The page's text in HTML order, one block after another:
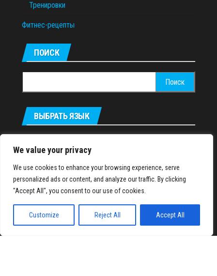
We value your privacy
We use cookies to enhance your browsing experience, serve
personalized ads or content, and analyze our traffic. By clicking
"Accept All", you consent to our use of cookies.
Customize Reject All Accept All
Тренировки
Фитнес-рецепты
ПОИСК
ВЫБРАТЬ ЯЗЫК
IronMuscles.org© 2018-2023